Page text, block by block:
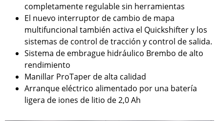
completamente regulable sin herramientas
El nuevo interruptor de cambio de mapa
multifuncional también activa el Quickshifter y los
sistemas de control de tracción y control de salida.
Sistema de embrague hidráulico Brembo de alto
rendimiento
Manillar ProTaper de alta calidad
Arranque eléctrico alimentado por una batería
ligera de iones de litio de 2,0 Ah